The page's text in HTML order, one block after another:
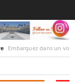
Embarquez dans un voyage culturel dans le